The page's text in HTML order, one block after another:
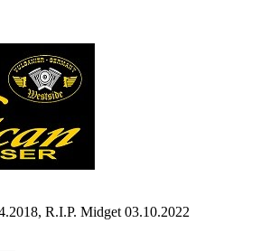
R.I.P. Midget 03.10.2022